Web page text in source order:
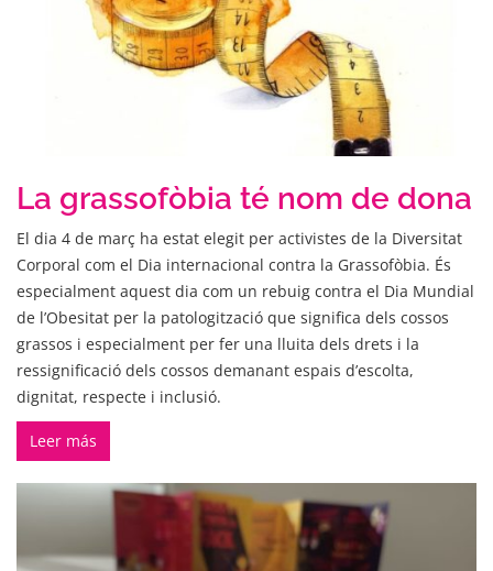
La grassofòbia té nom de dona
El dia 4 de març ha estat elegit per activistes de la Diversitat
Corporal com el Dia internacional contra la Grassofòbia. És
especialment aquest dia com un rebuig contra el Dia Mundial
de l’Obesitat per la patologització que significa dels cossos
grassos i especialment per fer una lluita dels drets i la
ressignificació dels cossos demanant espais d’escolta,
dignitat, respecte i inclusió.
Leer más